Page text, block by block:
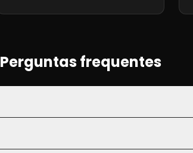
Perguntas frequentes